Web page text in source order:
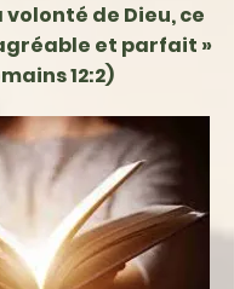
de Dieu, ce
et parfait »
12:2)